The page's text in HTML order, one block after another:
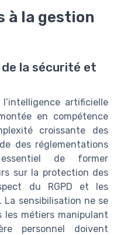
à la gestion
la sécurité et
artificielle
en compétence
croissante des
des réglementations
de former
sur la protection des
du RGPD et les
La sensibilisation ne se
les métiers manipulant
personnel doivent